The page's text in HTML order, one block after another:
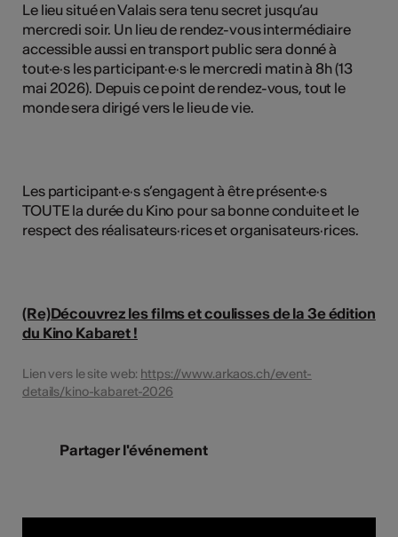
Le lieu situé en Valais sera tenu secret jusqu’au
mercredi soir. Un lieu de rendez-vous intermédiaire
accessible aussi en transport public sera donné à
tout·e·s les participant·e·s le mercredi matin à 8h (13
mai 2026). Depuis ce point de rendez-vous, tout le
monde sera dirigé vers le lieu de vie.
Les participant·e·s s’engagent à être présent·e·s
TOUTE la durée du Kino pour sa bonne conduite et le
respect des réalisateurs·rices et organisateurs·rices.
(Re)Découvrez les films et coulisses de la 3e édition
du Kino Kabaret !
Lien vers le site web: https://www.arkaos.ch/event-
details/kino-kabaret-2026
Partager l'événement